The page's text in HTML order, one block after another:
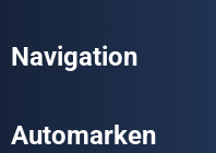
Navigation
Automarken